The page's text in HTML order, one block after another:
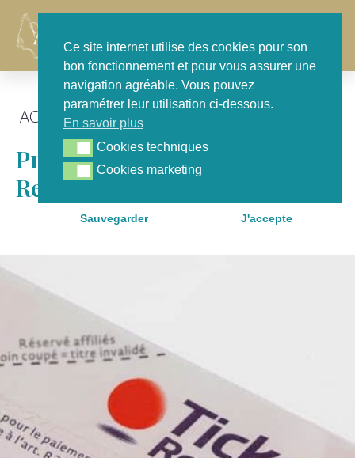
ACTU GÉNÉRALE,
Proposition De Loi : Un Ticket
Restaurant Étudiant
Ce site internet utilise des cookies pour son
bon fonctionnement et pour vous assurer une
navigation agréable. Vous pouvez
paramétrer leur utilisation ci-dessous.
En savoir plus
Cookies techniques
Cookies techniques
Cookies marketing
Cookies marketing
Sauvegarder J'accepte